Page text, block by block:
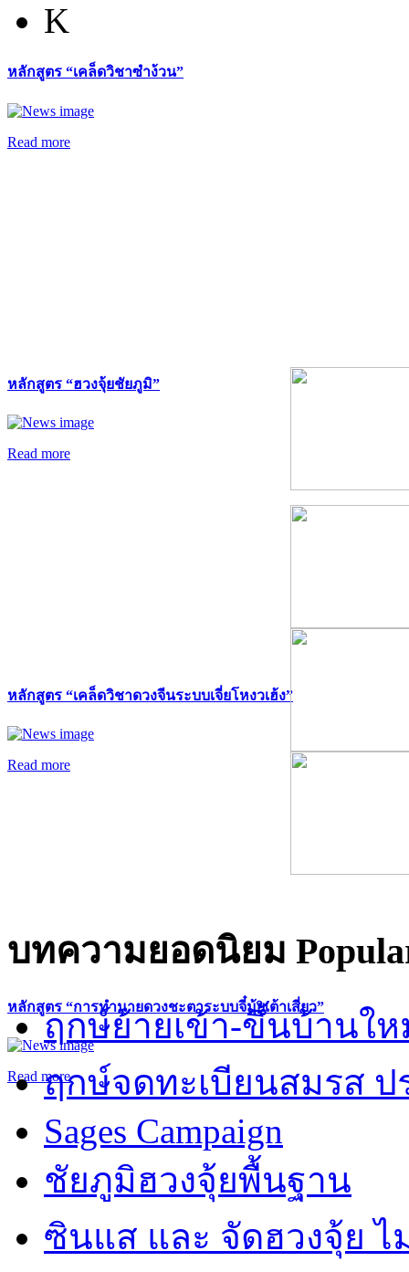
K
หลักสูตร “เคล็ดวิชาซำง้วน”
Read more
หลักสูตร “ฮวงจุ้ยชัยภูมิ”
Read more
หลักสูตร “เคล็ดวิชาดวงจีนระบบเจี่ยโหงวเฮ้ง”
Read more
หลักสูตร “การทำนายดวงชะตาระบบจี๋มุ้ยเต้าเสี่ยว”
Read more
บทความยอดนิยม
ฤกษ์ย้ายเข้า-ขึ้นบ้านให
ฤกษ์จดทะเบียนสมรส ป
Sages Campaign
ชัยภูมิฮวงจุ้ยพื้นฐาน
ซินแส และ จัดฮวงจุ้ย ไ